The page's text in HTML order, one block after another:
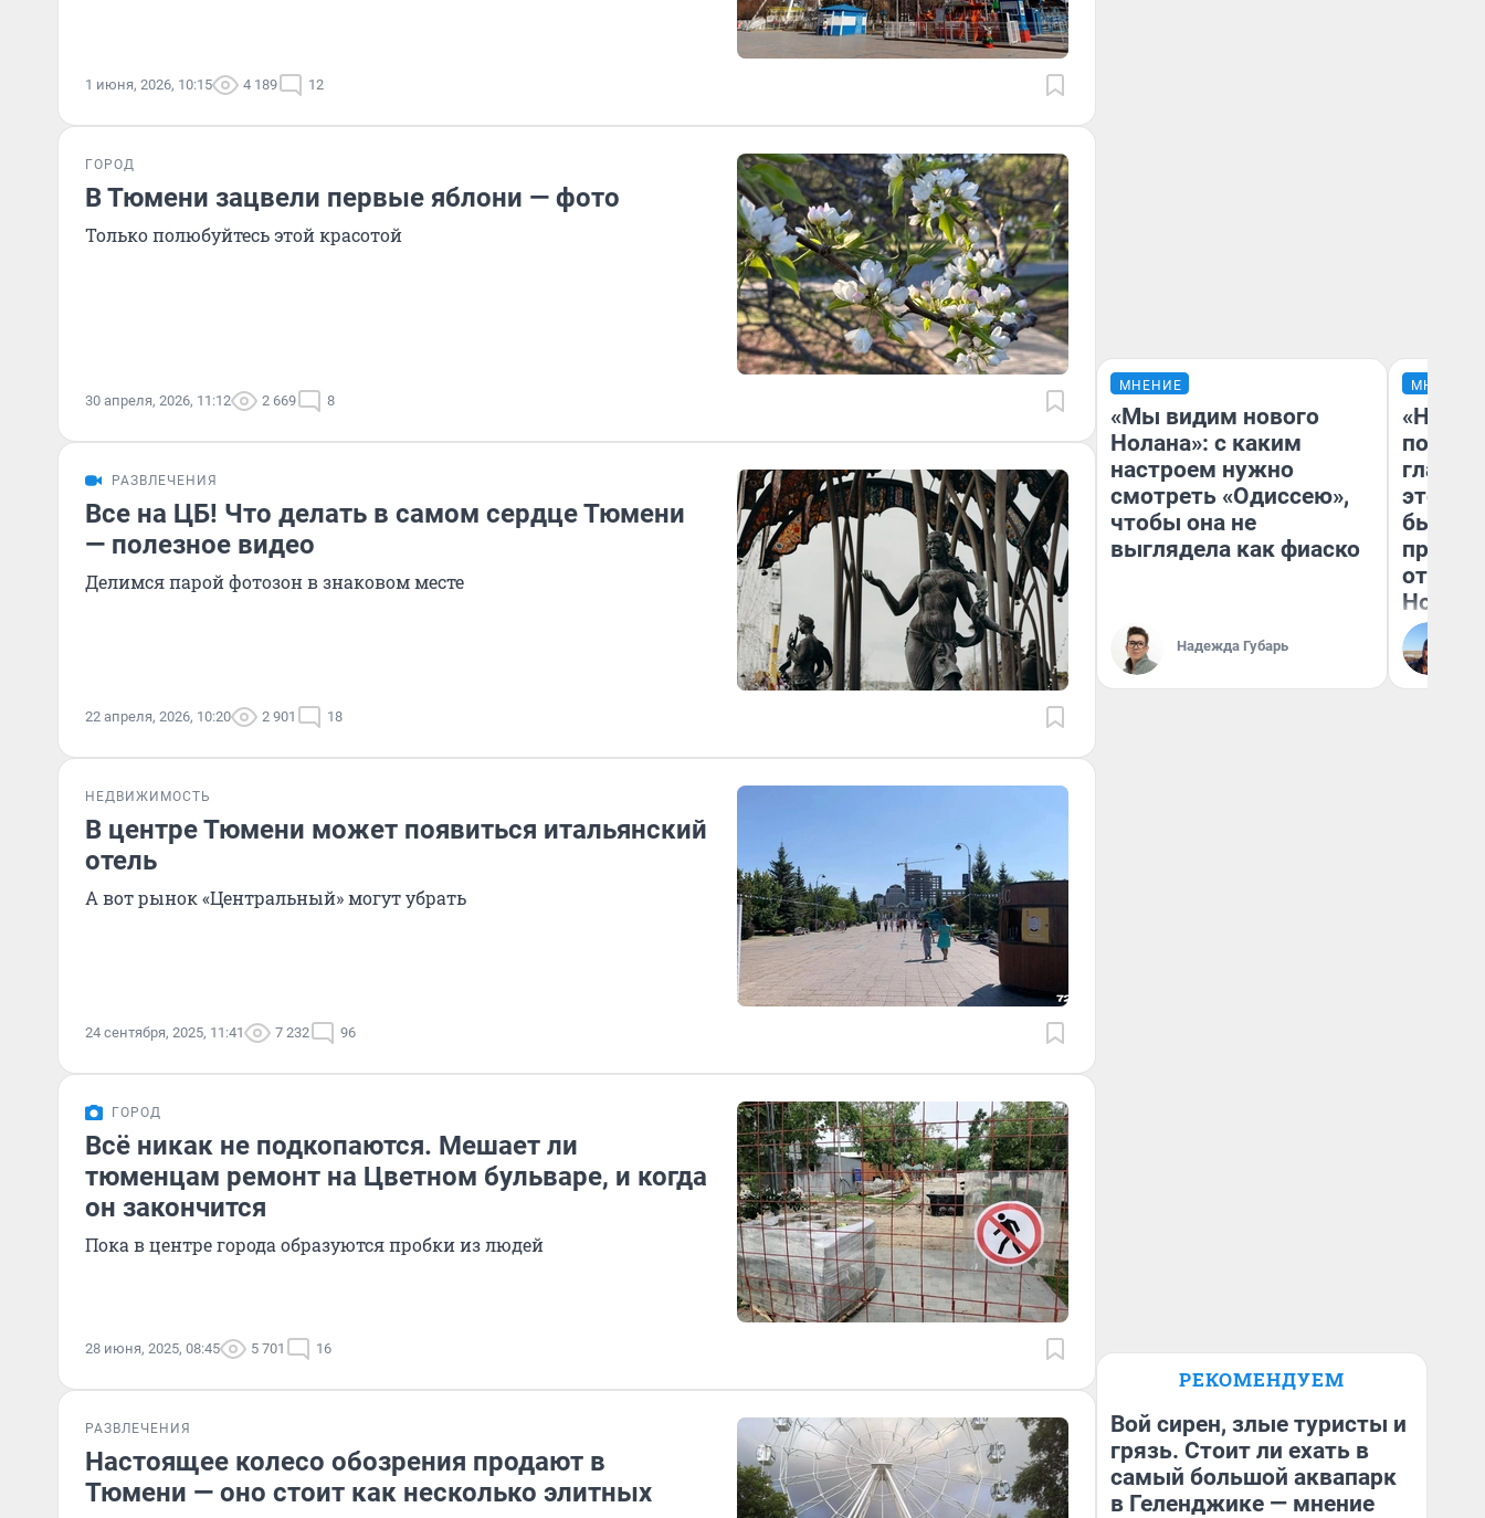
1 июня, 2026, 10:15 4 189 12
ГОРОД
В Тюмени зацвели первые яблони — фото
Только полюбуйтесь этой красотой
30 апреля, 2026, 11:12 2 669 8
РАЗВЛЕЧЕНИЯ
Все на ЦБ! Что делать в самом сердце Тюмени
— полезное видео
Делимся парой фотозон в знаковом месте
22 апреля, 2026, 10:20 2 901 18
НЕДВИЖИМОСТЬ
В центре Тюмени может появиться итальянский
отель
А вот рынок «Центральный» могут убрать
24 сентября, 2025, 11:41 7 232 96
ГОРОД
Всё никак не подкопаются. Мешает ли
тюменцам ремонт на Цветном бульваре, и когда
он закончится
Пока в центре города образуются пробки из людей
28 июня, 2025, 08:45 5 701 16
РАЗВЛЕЧЕНИЯ
Настоящее колесо обозрения продают в
Тюмени — оно стоит как несколько элитных
МНЕНИЕ
«Мы видим нового
Нолана»: с каким
настроем нужно
смотреть «Одиссею»,
чтобы она не
выглядела как фиаско
Надежда Губарь
МНЕНИЕ
этого
бьет
отзыв
Нолана
РЕКОМЕНДУЕМ
Вой сирен, злые туристы и
грязь. Стоит ли ехать в
самый большой аквапарк
в Геленджике — мнение